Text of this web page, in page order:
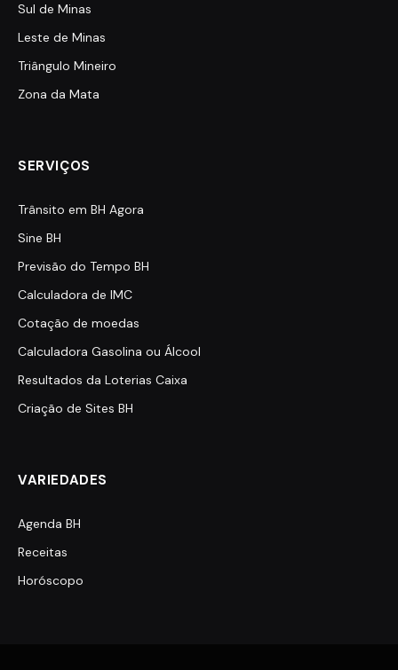
Sul de Minas
Leste de Minas
Triângulo Mineiro
Zona da Mata
SERVIÇOS
Trânsito em BH Agora
Sine BH
Previsão do Tempo BH
Calculadora de IMC
Cotação de moedas
Calculadora Gasolina ou Álcool
Resultados da Loterias Caixa
Criação de Sites BH
VARIEDADES
Agenda BH
Receitas
Horóscopo